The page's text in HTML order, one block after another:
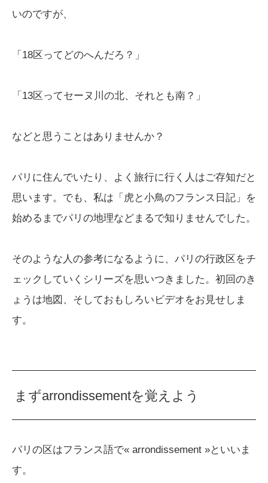
いのですが、
「18区ってどのへんだろ？」
「13区ってセーヌ川の北、それとも南？」
などと思うことはありませんか？
パリに住んでいたり、よく旅行に行く人はご存知だと
思います。でも、私は「虎と小鳥のフランス日記」を
始めるまでパリの地理などまるで知りませんでした。
そのような人の参考になるように、パリの行政区をチ
ェックしていくシリーズを思いつきました。初回のき
ょうは地図、そしておもしろいビデオをお見せしま
す。
まずarrondissementを覚えよう
パリの区はフランス語で« arrondissement »といいま
す。